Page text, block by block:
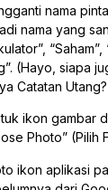
nama
nama yang
(Hayo, siapa
Catatan
ikon gambar
Photo” (Pilih
ikon aplikasi